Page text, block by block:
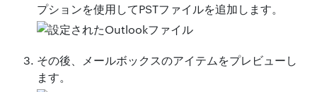
プションを使用してPSTファイルを追加します。
その後、メールボックスのアイテムをプレビューし
ます。